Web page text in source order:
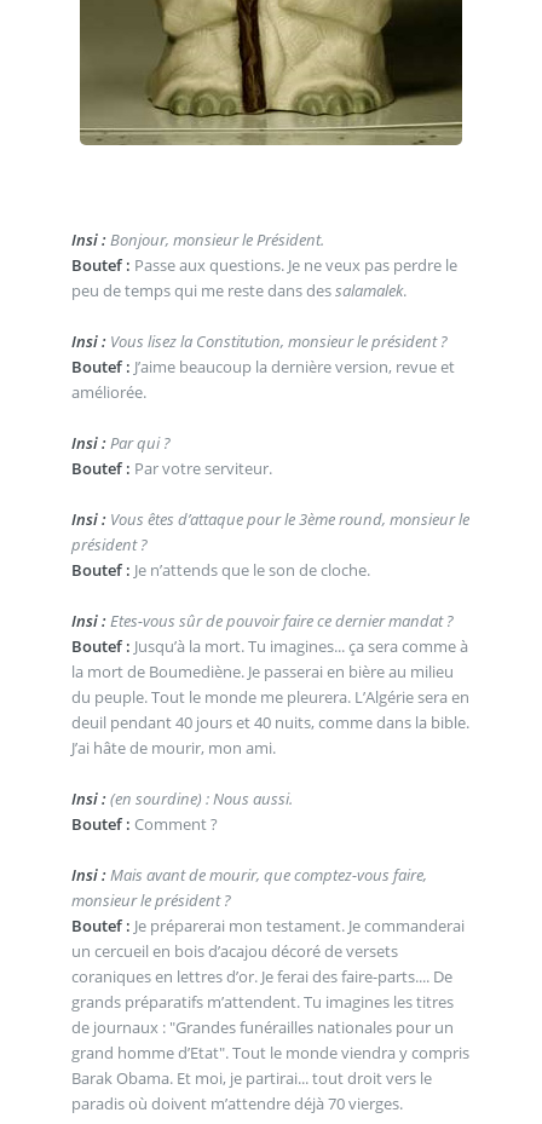
Insi : Bonjour, monsieur le Président.
Boutef : Passe aux questions. Je ne veux pas perdre le
peu de temps qui me reste dans dessalamalek.
Insi : Vous lisez la Constitution, monsieur le président ?
Boutef : J’aime beaucoup la dernière version, revue et
améliorée.
Insi : Par qui ?
Boutef : Par votre serviteur.
Insi : Vous êtes d’attaque pour le 3ème round, monsieur le
président ?
Boutef : Je n’attends que le son de cloche.
Insi : Etes-vous sûr de pouvoir faire ce dernier mandat ?
Boutef : Jusqu’à la mort. Tu imagines... ça sera comme à
la mort de Boumediène. Je passerai en bière au milieu
du peuple. Tout le monde me pleurera. L’Algérie sera en
deuil pendant 40 jours et 40 nuits, comme dans la bible.
J’ai hâte de mourir, mon ami.
Insi : (en sourdine) : Nous aussi.
Boutef : Comment ?
Insi : Mais avant de mourir, que comptez-vous faire,
monsieur le président ?
Boutef : Je préparerai mon testament. Je commanderai
un cercueil en bois d’acajou décoré de versets
coraniques en lettres d’or. Je ferai des faire-parts.... De
grands préparatifs m’attendent. Tu imagines les titres
de journaux : "Grandes funérailles nationales pour un
grand homme d’Etat". Tout le monde viendra y compris
Barak Obama. Et moi, je partirai... tout droit vers le
paradis où doivent m’attendre déjà 70 vierges.